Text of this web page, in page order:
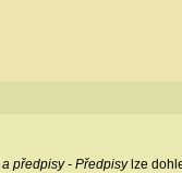
předpisy - Předpisylze